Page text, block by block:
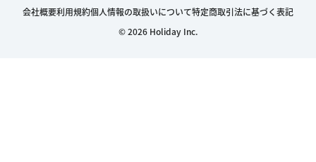
会社概要利用規約個人情報の取扱いについて特定商取引法に基づく表記
© 2026 Holiday Inc.